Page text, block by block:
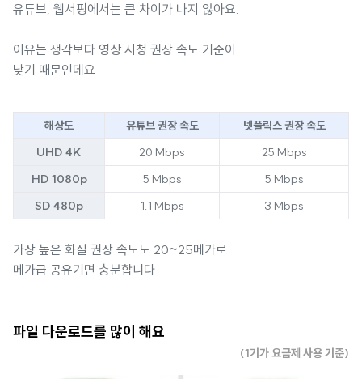
유튜브, 웹서핑에서는 큰 차이가 나지 않아요.
이유는 생각보다 영상 시청 권장 속도 기준이
낮기 때문인데요
해상도 유튜브 권장 속도
넷플릭스 권장 속도
UHD 4K
20 Mbps
25 Mbps
HD 1080p
5 Mbps
5 Mbps
SD 480p
1.1 Mbps 3 Mbps
가장 높은 화질 권장 속도도 20~25메가로
메가급 공유기면 충분합니다
파일 다운로드를 많이 해요
(1기가 요금제 사용 기준)